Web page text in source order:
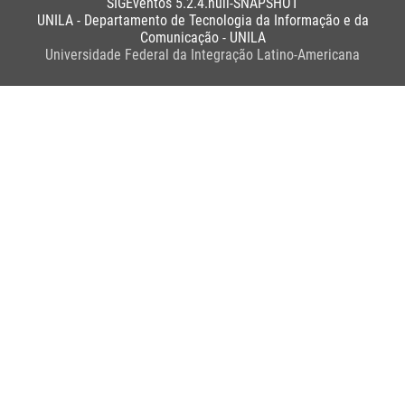
UNILA - Departamento de Tecnologia da Informação e da
Comunicação - UNILA
Universidade Federal da Integração Latino-Americana